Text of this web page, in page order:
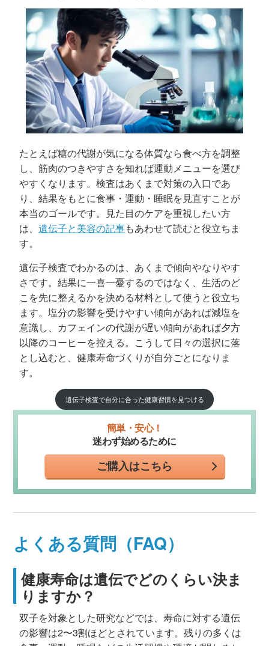
たとえば糖の代謝が気になる体質なら食べ方を調整
し、筋肉のつきやすさを知れば運動メニューを選び
やすくなります。検査はあくまで対策の入口であ
り、結果をもとに食事・運動・睡眠を見直すことが
本当のゴールです。見た目のケアを重視したい方
は、遺伝子と美容の記事もあわせて読むと役立ちま
す。
遺伝子検査でわかるのは、あくまで傾向やなりやす
さです。結果に一喜一憂するのではなく、生活のど
こを先に整えるかを決める材料として使うと役立ち
ます。塩分の影響を受けやすい傾向があれば減塩を
意識し、カフェインの代謝が遅い傾向があれば夕方
以降のコーヒーを控える。こうして日々の選択に落
とし込むと、健康寿命づくりが自分ごとになりま
す。
遺伝子検査で自分に合った健康習慣を見つける
簡単・安心！
迷わず始めるために
ご購入はこちら
よくある質問（FAQ）
健康寿命は遺伝でどのくらい決ま
りますか？
双子を対象とした研究などでは、寿命に対する遺伝
の影響は2〜3割ほどとされています。残りの多くは